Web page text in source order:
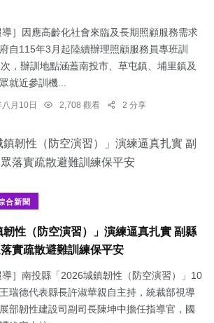
導］因應高齡化社會來臨及長期照顧服務需求
自115年3月起陸續辦理照顧服務員專班訓
，辦訓地點涵蓋南投市、草屯鎮、埔里鎮及
就近參訓機...
月10日 2,708 觀看 2 分享
合新聞
性（防空演習）」演練逼真扎實 副縣
實疏散避難訓練保平安
導］南投縣「2026城鎮韌性（防空演習）」10
瑞德代表縣長許淑華親自主持，統裁部視導
部韌性建設司副司長陳坤中擔任指導官，國